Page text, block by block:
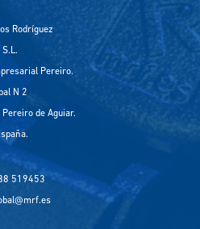
Rodríguez
Pereiro.
N 2
de Aguiar.
519453